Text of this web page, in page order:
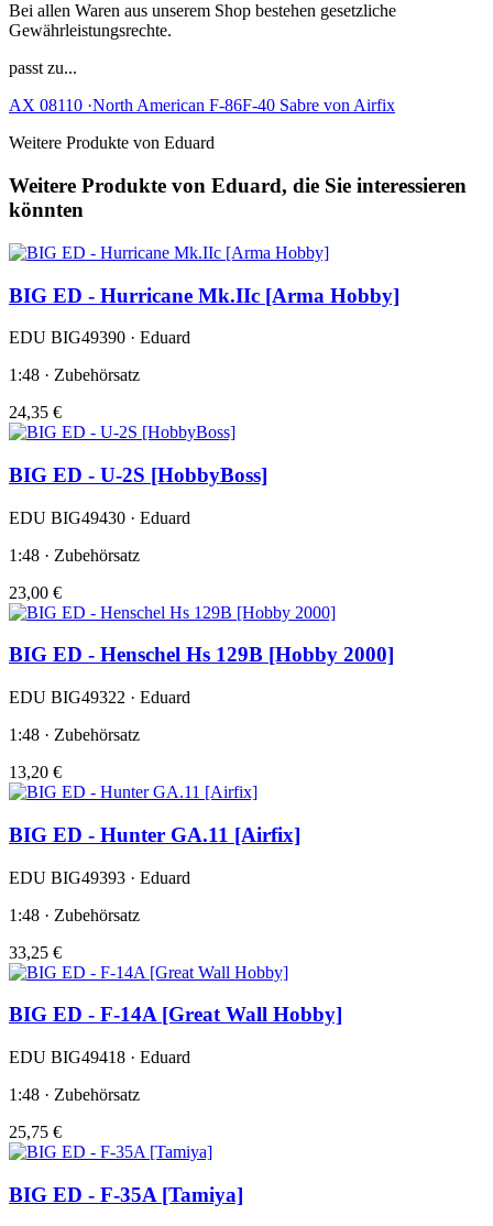
Bei allen Waren aus unserem Shop bestehen gesetzliche
Gewährleistungsrechte.
passt zu...
AX 08110 ·North American F-86F-40 Sabre von Airfix
Weitere Produkte von Eduard
Weitere Produkte von Eduard, die Sie interessieren
könnten
BIG ED - Hurricane Mk.IIc [Arma Hobby]
EDU BIG49390 · Eduard
1:48 · Zubehörsatz
24,35 €
BIG ED - U-2S [HobbyBoss]
EDU BIG49430 · Eduard
1:48 · Zubehörsatz
23,00 €
BIG ED - Henschel Hs 129B [Hobby 2000]
EDU BIG49322 · Eduard
1:48 · Zubehörsatz
13,20 €
BIG ED - Hunter GA.11 [Airfix]
EDU BIG49393 · Eduard
1:48 · Zubehörsatz
33,25 €
BIG ED - F-14A [Great Wall Hobby]
EDU BIG49418 · Eduard
1:48 · Zubehörsatz
25,75 €
BIG ED - F-35A [Tamiya]